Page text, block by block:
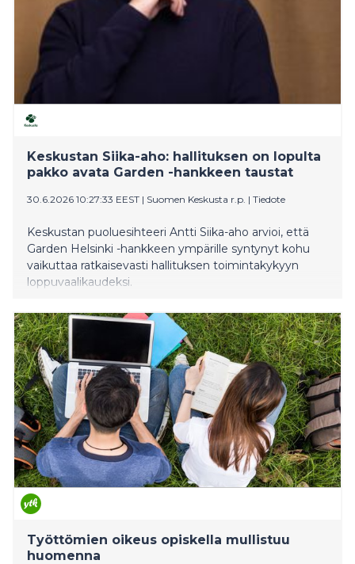
Keskustan Siika-aho: hallituksen on lopulta
pakko avata Garden -hankkeen taustat
30.6.2026 10:27:33 EEST | Suomen Keskusta r.p. | Tiedote
Keskustan puoluesihteeri Antti Siika-aho arvioi, että
Garden Helsinki -hankkeen ympärille syntynyt kohu
vaikuttaa ratkaisevasti hallituksen toimintakykyyn
loppuvaalikaudeksi.
Työttömien oikeus opiskella mullistuu
huomenna